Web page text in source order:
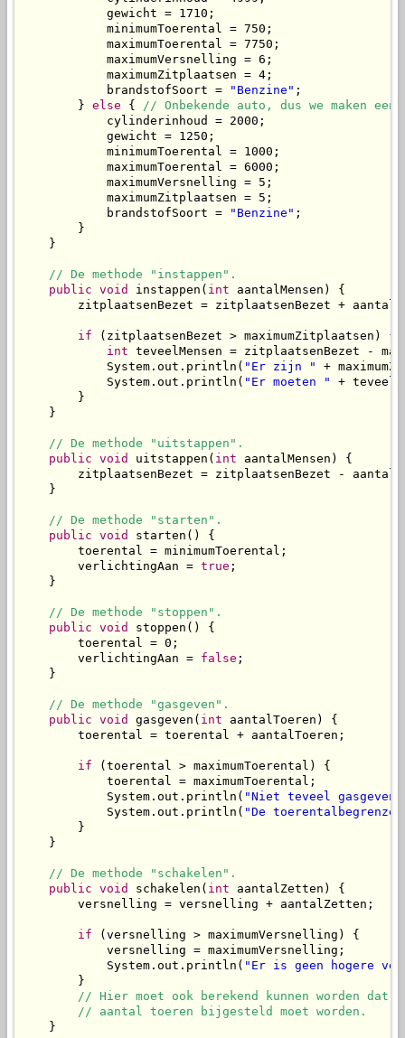
            gewicht = 1710;
            minimumToerental = 750;
            maximumToerental = 7750;
            maximumVersnelling = 6;
            maximumZitplaatsen = 4;
            brandstofSoort =
"Benzine" ;
        }
else { // Onbekende auto, dus we maken
            cylinderinhoud = 2000;
            gewicht = 1250;
            minimumToerental = 1000;
            maximumToerental = 6000;
            maximumVersnelling = 5;
            maximumZitplaatsen = 5;
            brandstofSoort =
"Benzine" ;
        }
    }
// De methode "instappen".
public void instappen( int aantalMensen) {
zitplaatsenBezet = zitplaatsenBezet +
if (zitplaatsenBezet > maximumZitplaatsen) {
int teveelMensen = zitplaatsenBezet -
            System.out.println(
"Er zijn "
+
            System.out.println(
"Er moeten "
+
        }
    }
// De methode "uitstappen".
public void uitstappen( int aantalMensen) {
zitplaatsenBezet = zitplaatsenBezet -
    }
// De methode "starten".
public void
starten() {
        toerental = minimumToerental;
        verlichtingAan =
true ;
    }
// De methode "stoppen".
public void
stoppen() {
        toerental = 0;
        verlichtingAan =
false ;
    }
// De methode "gasgeven".
public void gasgeven( int aantalToeren) {
        toerental = toerental + aantalToeren;
if (toerental > maximumToerental) {
            toerental = maximumToerental;
            System.out.println(
"Niet teveel gasgeven
            System.out.println(
"De
        }
    }
// De methode "schakelen".
public void schakelen( int aantalZetten) {
        versnelling = versnelling + aantalZetten;
if (versnelling > maximumVersnelling) {
            versnelling = maximumVersnelling;
            System.out.println(
"Er is geen hogere
        }
// Hier moet ook berekend kunnen worden dat
// aantal toeren bijgesteld moet worden.
    }